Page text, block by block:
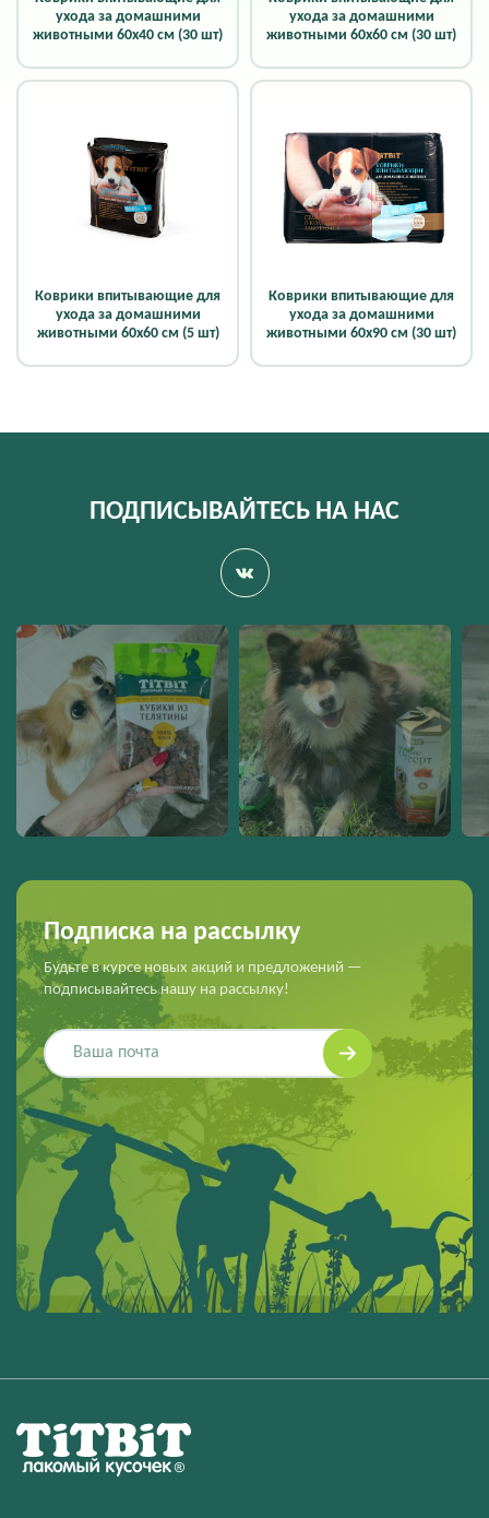
ухода за домашними
животными 60х40 см (30 шт)
ухода за домашними
животными 60х60 см (30 шт)
Коврики впитывающие для
ухода за домашними
животными 60х60 см (5 шт)
Коврики впитывающие для
ухода за домашними
животными 60х90 см (30 шт)
ПОДПИСЫВАЙТЕСЬ НА НАС
Подписка на рассылку
Будьте в курсе новых акций и предложений —
подписывайтесь нашу на рассылку!